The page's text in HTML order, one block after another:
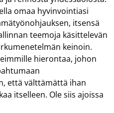
omaa hyvinvointiasi
itsensä
teemoja käsittelevän
keinoin.
hierontaa, johon
että välttämättä ihan
itselleen. Ole siis ajoissa